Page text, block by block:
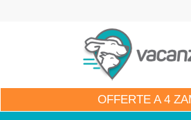
OFFERTEA 4